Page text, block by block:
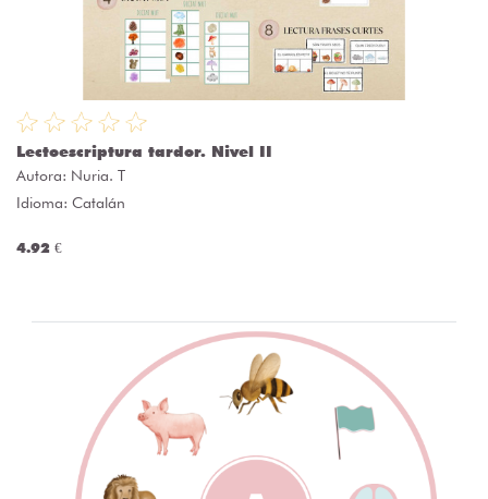
Lectoescriptura tardor. Nivel II
Autora: Nuria. T
Idioma: Catalán
4.92 €